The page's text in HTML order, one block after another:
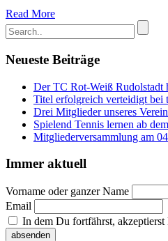
Read More
Neueste Beiträge
Der TC Rot-Weiß Rudolstadt
Titel erfolgreich verteidigt bei
Drei Mitglieder unseres
Spielend Tennis lernen ab
Mitgliederversammlung am
Immer aktuell
Vorname oder ganzer Name
Email
In dem Du fortfährst,